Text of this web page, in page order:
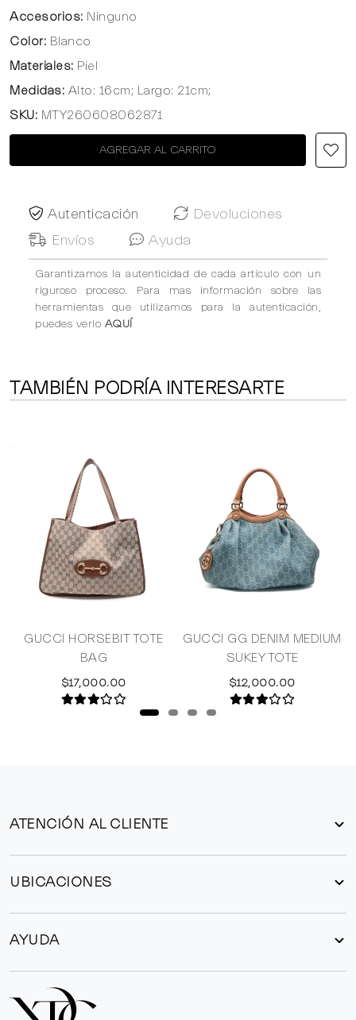
Accesorios: Ninguno
Color: Blanco
Materiales: Piel
Medidas: Alto: 16cm; Largo: 21cm;
SKU: MTY260608062871
AGREGAR AL CARRITO
Autenticación
Devoluciones
Envíos
Ayuda
Garantizamos la autenticidad de cada artículo con un
riguroso proceso. Para mas información sobre las
herramientas que utilizamos para la autenticación,
puedes verlo AQUÍ
TAMBIÉN PODRÍA INTERESARTE
GUCCI HORSEBIT TOTE
BAG
$17,000.00
GUCCI GG DENIM MEDIUM
SUKEY TOTE
$12,000.00
ATENCIÓN AL CLIENTE
UBICACIONES
AYUDA